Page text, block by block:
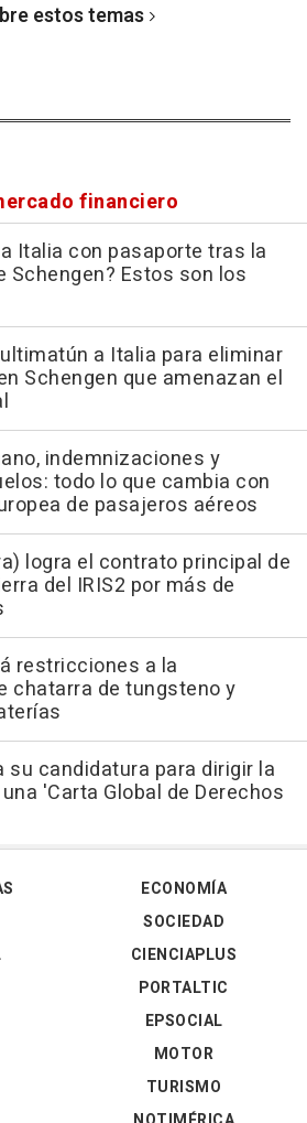
estos temas
financiero
Italia con pasaporte tras la
Schengen? Estos son los
a Italia para eliminar
Schengen que amenazan el
indemnizaciones y
todo lo que cambia con
de pasajeros aéreos
logra el contrato principal de
del IRIS2 por más de
restricciones a la
chatarra de tungsteno y
su candidatura para dirigir la
'Carta Global de Derechos
ECONOMÍA
SOCIEDAD
CIENCIAPLUS
PORTALTIC
EPSOCIAL
MOTOR
TURISMO